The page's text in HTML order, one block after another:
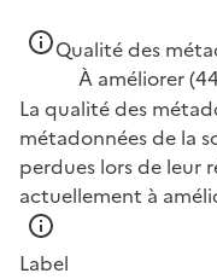
Qualité des
À améliorer
La qualité des
métadonnées de la
perdues lors de leur
actuellement à
Label